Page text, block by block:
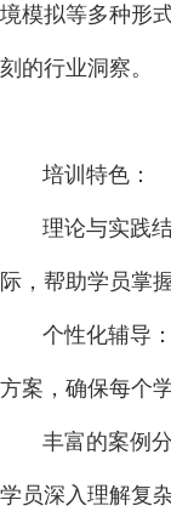
境模拟等多种形
刻的行业洞察。
培训特色：
理论与实践
际，帮助学员掌
个性化辅导
方案，确保每个
丰富的案例
学员深入理解复